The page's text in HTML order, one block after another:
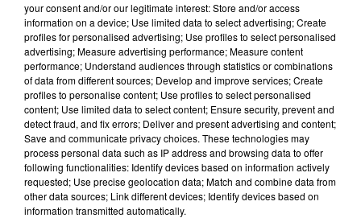
de réservation.
Musique
7 août 2026
RÜFÜS DU SOL annonce un nouvel
album après sa tournée mondiale
your consent and/or our legitimate interest: Store and/or access
information on a device; Use limited data to select advertising; Create
profiles for personalised advertising; Use profiles to select personalised
advertising; Measure advertising performance; Measure content
performance; Understand audiences through statistics or combinations
of data from different sources; Develop and improve services; Create
profiles to personalise content; Use profiles to select personalised
content; Use limited data to select content; Ensure security, prevent and
detect fraud, and fix errors; Deliver and present advertising and content;
Save and communicate privacy choices. These technologies may
process personal data such as IP address and browsing data to offer
following functionalities: Identify devices based on information actively
requested; Use precise geolocation data; Match and combine data from
other data sources; Link different devices; Identify devices based on
information transmitted automatically.